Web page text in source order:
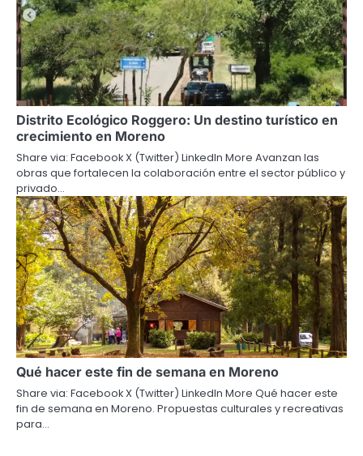
Distrito Ecológico Roggero: Un destino turístico en
crecimiento en Moreno
Share via: Facebook X (Twitter) LinkedIn More Avanzan las
obras que fortalecen la colaboración entre el sector público y
privado…
Qué hacer este fin de semana en Moreno
Share via: Facebook X (Twitter) LinkedIn More Qué hacer este
fin de semana en Moreno. Propuestas culturales y recreativas
para…